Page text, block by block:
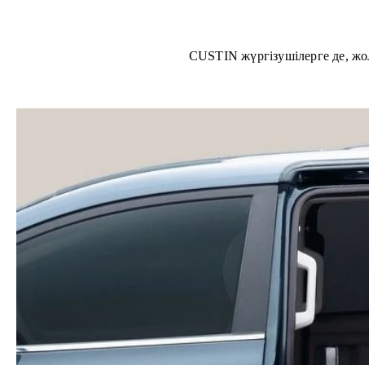
CUSTIN жүргізушілерге де,